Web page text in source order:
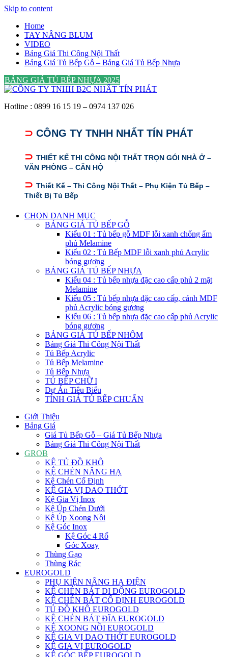
Skip to content
Home
TAY NÂNG BLUM
VIDEO
Bảng Giá Thi Công Nội Thất
Bảng Giá Tủ Bếp Gỗ – Bảng Giá Tủ Bếp Nhựa
BẢNG GIÁ TỦ BẾP NHỰA 2025
Hotline : 0899 16 15 19 – 0974 137 026
⊃ CÔNG TY TNHH NHẤT TÍN PHÁT
⊃ THIẾT KẾ THI CÔNG NỘI THẤT TRỌN GÓI NHÀ Ở –
VĂN PHÒNG – CĂN HỘ
⊃ Thiết Kế – Thi Công Nội Thất – Phụ Kiện Tủ Bếp –
Thiết Bị Tủ Bếp
CHỌN DANH MỤC
BẢNG GIÁ TỦ BẾP GỖ
Kiểu 01 : Tủ bếp gỗ MDF lỗi xanh chống ẩm
phủ Melamine
Kiểu 02 : Tủ Bếp MDF lỗi xanh phủ Acrylic
bóng gương
BẢNG GIÁ TỦ BẾP NHỰA
Kiểu 04 : Tủ bếp nhựa đặc cao cấp phủ 2 mặt
Melamine
Kiểu 05 : Tủ bếp nhựa đặc cao cấp, cánh MDF
phủ Acrylic bóng gương
Kiểu 06 : Tủ bếp nhựa đặc cao cấp phủ Acrylic
bóng gương
BẢNG GIÁ TỦ BẾP NHÔM
Bảng Giá Thi Công Nội Thất
Tủ Bếp Acrylic
Tủ Bếp Melamine
Tủ Bếp Nhựa
TỦ BẾP CHỮ I
Dự Án Tiêu Biểu
TÍNH GIÁ TỦ BẾP CHUẨN
Giới Thiệu
Bảng Giá
Giá Tủ Bếp Gỗ – Giá Tủ Bếp Nhựa
Bảng Giá Thi Công Nội Thất
GROB
KỆ TỦ ĐỒ KHÔ
KỆ CHÉN NÂNG HẠ
Kệ Chén Cố Định
KỆ GIA VỊ DAO THỚT
Kệ Gia Vị Inox
Kệ Úp Chén Dưới
Kệ Úp Xoong Nồi
Kệ Góc Inox
Kệ Góc 4 Rổ
Góc Xoay
Thùng Gạo
Thùng Rác
EUROGOLD
PHỤ KIỆN NÂNG HẠ ĐIỆN
KỆ CHÉN BÁT DI ĐỘNG EUROGOLD
KỆ CHÉN BÁT CỐ ĐỊNH EUROGOLD
TỦ ĐỒ KHÔ EUROGOLD
KỆ CHÉN BÁT ĐĨA EUROGOLD
KỆ XOONG NỒI EUROGOLD
KỆ GIA VỊ DAO THỚT EUROGOLD
KỆ GIA VỊ EUROGOLD
KỆ GÓC BẾP EUROGOLD